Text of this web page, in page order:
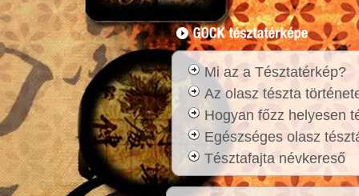
Mi az a Tésztatérkép?
Az olasz tészta
Hogyan főzz helyesen
Egészséges olasz
Tésztafajta névkereső